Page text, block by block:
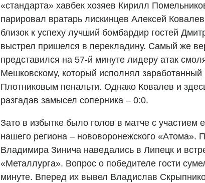
«стандарта» хавбек хозяев Кирилл
парировал вратарь лискинцев Алексей
близок к успеху лучший бомбардир гостей
выстрел пришелся в перекладину. Самый же
представился на 57-й минуте лидеру атак
Мешковскому, который исполнял
Плотниковым пенальти. Однако Ковалев и
разгадав замысел соперника – 0:0.
Зато в избытке было голов в матче с
нашего региона – нововоронежского «Атома».
Владимира Зинича наведались в Липецк и
«Металлурга». Вопрос о победителе гости
минуте. Вперед их вывел Владислав